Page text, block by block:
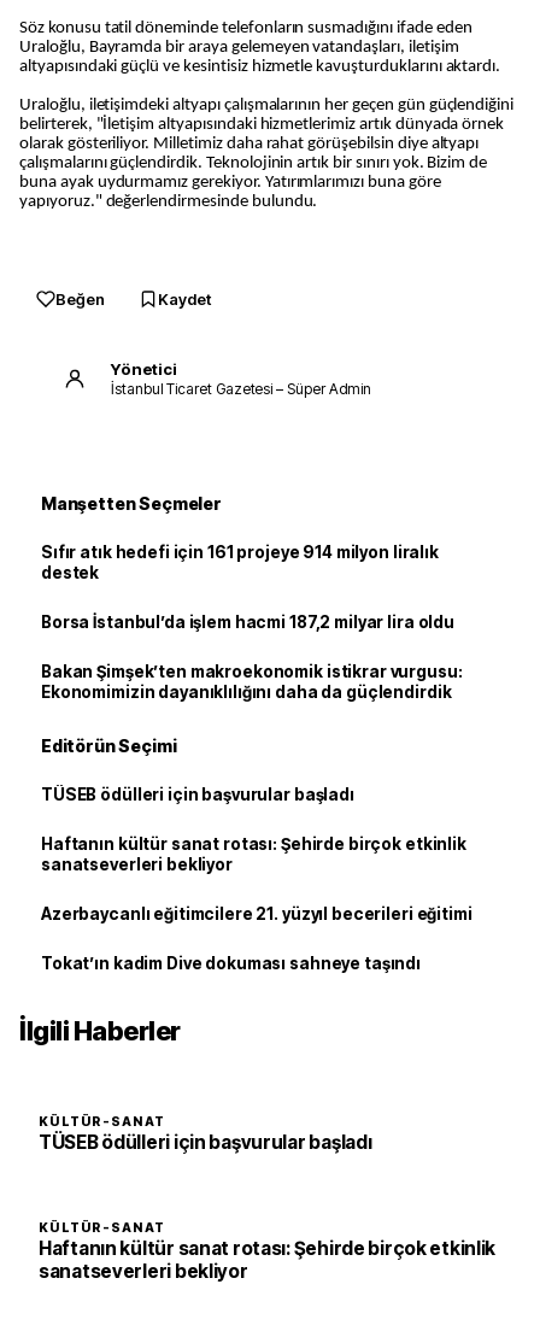
Söz konusu tatil döneminde telefonların susmadığını ifade eden
Uraloğlu, Bayramda bir araya gelemeyen vatandaşları, iletişim
altyapısındaki güçlü ve kesintisiz hizmetle kavuşturduklarını aktardı.
Uraloğlu, iletişimdeki altyapı çalışmalarının her geçen gün güçlendiğini
belirterek, "İletişim altyapısındaki hizmetlerimiz artık dünyada örnek
olarak gösteriliyor. Milletimiz daha rahat görüşebilsin diye altyapı
çalışmalarını güçlendirdik. Teknolojinin artık bir sınırı yok. Bizim de
buna ayak uydurmamız gerekiyor. Yatırımlarımızı buna göre
yapıyoruz." değerlendirmesinde bulundu.
Beğen Kaydet
Yönetici
İstanbul Ticaret Gazetesi – Süper Admin
Manşetten Seçmeler
Sıfır atık hedefi için 161 projeye 914 milyon liralık
destek
Borsa İstanbul’da işlem hacmi 187,2 milyar lira oldu
Bakan Şimşek’ten makroekonomik istikrar vurgusu:
Ekonomimizin dayanıklılığını daha da güçlendirdik
Editörün Seçimi
TÜSEB ödülleri için başvurular başladı
Haftanın kültür sanat rotası: Şehirde birçok etkinlik
sanatseverleri bekliyor
Azerbaycanlı eğitimcilere 21. yüzyıl becerileri eğitimi
Tokat’ın kadim Dive dokuması sahneye taşındı
İlgili Haberler
KÜLTÜR-SANAT
TÜSEB ödülleri için başvurular başladı
KÜLTÜR-SANAT
Haftanın kültür sanat rotası: Şehirde birçok etkinlik
sanatseverleri bekliyor